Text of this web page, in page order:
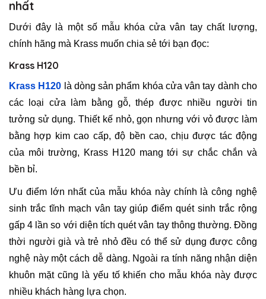
nhất
Dưới đây là một số mẫu khóa cửa vân tay chất lượng,
chính hãng mà Krass muốn chia sẻ tới bạn đọc:
Krass H120
Krass H120 là dòng sản phẩm khóa cửa vân tay dành cho
các loại cửa làm bằng gỗ, thép được nhiều người tin
tưởng sử dụng. Thiết kế nhỏ, gọn nhưng với vỏ được làm
bằng hợp kim cao cấp, độ bền cao, chịu được tác động
của môi trường, Krass H120 mang tới sự chắc chắn và
bền bỉ.
Ưu điểm lớn nhất của mẫu khóa này chính là công nghệ
sinh trắc tĩnh mạch vân tay giúp điểm quét sinh trắc rộng
gấp 4 lần so với diện tích quét vân tay thông thường. Đồng
thời người già và trẻ nhỏ đều có thể sử dụng được công
nghệ này một cách dễ dàng. Ngoài ra tính năng nhận diện
khuôn mặt cũng là yếu tố khiến cho mẫu khóa này được
nhiều khách hàng lựa chọn.